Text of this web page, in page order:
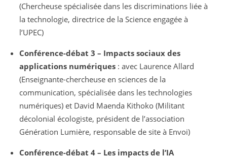
(Chercheuse spécialisée dans les discriminations liée à
la technologie, directrice de la Science engagée à
l’UPEC)
Conférence-débat 3 – Impacts sociaux des
applications numériques: avec Laurence Allard
(Enseignante-chercheuse en sciences de la
communication, spécialisée dans les technologies
numériques) et David Maenda Kithoko (Militant
décolonial écologiste, président de l’association
Génération Lumière, responsable de site à Envoi)
Conférence-débat 4 – Les impacts de l’IA